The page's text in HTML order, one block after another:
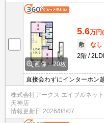
画像：20枚
5.6万円
敷
なし
2階
直接会わずにインターホン
乾燥機など豊富に揃ってお
す。梅雨のジメジメした湿
す。2LDKの物件です。駐輪
株式会社アークス エイブルネッ
天神店
情報更新日 2026/08/07